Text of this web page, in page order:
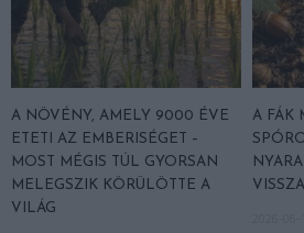
A NÖVÉNY, AMELY 9000 ÉVE
ETETI AZ EMBERISÉGET –
MOST MÉGIS TÚL GYORSAN
MELEGSZIK KÖRÜLÖTTE A
VILÁG
A FÁK